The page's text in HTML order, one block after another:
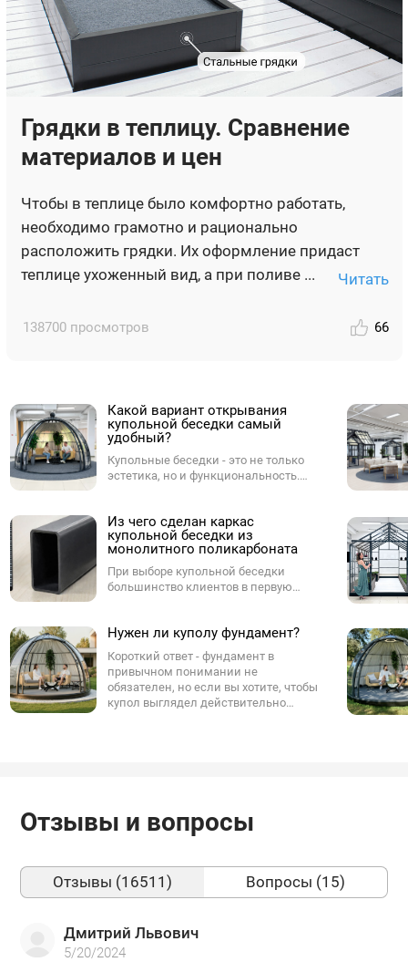
Грядки в теплицу. Сравнение
материалов и цен
Чтобы в теплице было комфортно работать,
необходимо грамотно и рационально
расположить грядки. Их оформление придаст
теплице ухоженный вид, а при поливе ...
Читать
138700 просмотров 66
Какой вариант открывания
купольной беседки самый
удобный?
Купольные беседки - это не только
эстетика, но и функциональность.
открывания. От него зависит,
насколько комфортно будет
пользоваться куполом в
повседневной жизни - будь то на
участке, в ресторане, у бассейна или в
оптимальный.
Из чего сделан каркас
купольной беседки из
монолитного поликарбоната
При выборе купольной беседки
большинство клиентов в первую
который определяет, как купол будет
выглядеть через 3, 5, и 7 лет,
насколько мягко будут работать двери
и не появится ли ржавчина в самых
нагруженных местах.
Нужен ли куполу фундамент?
Короткий ответ - фундамент в
привычном понимании не
обязателен, но если вы хотите, чтобы
купол выглядел действительно
Отзывы и вопросы
Отзывы (16511) Вопросы (15)
Дмитрий Львович
5/20/2024